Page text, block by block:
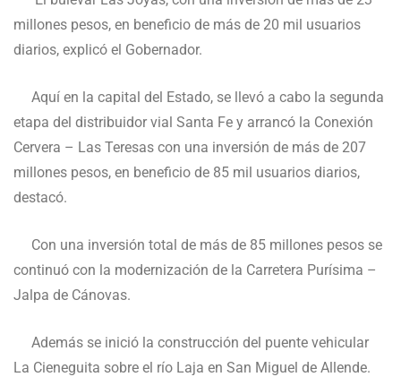
millones pesos, en beneficio de más de 20 mil usuarios
diarios, explicó el Gobernador.
Aquí en la capital del Estado, se llevó a cabo la segunda
etapa del distribuidor vial Santa Fe y arrancó la Conexión
Cervera – Las Teresas con una inversión de más de 207
millones pesos, en beneficio de 85 mil usuarios diarios,
destacó.
Con una inversión total de más de 85 millones pesos se
continuó con la modernización de la Carretera Purísima –
Jalpa de Cánovas.
Además se inició la construcción del puente vehicular
La Cieneguita sobre el río Laja en San Miguel de Allende.